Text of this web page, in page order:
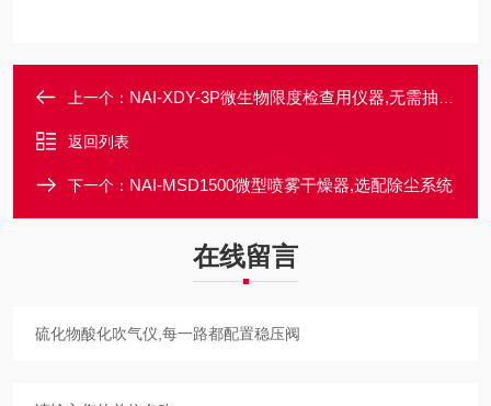
上一个： NAI-XDY-3P微生物限度检查用仪器,无需抽滤瓶
返回列表
下一个： NAI-MSD1500微型喷雾干燥器,选配除尘系统
在线留言